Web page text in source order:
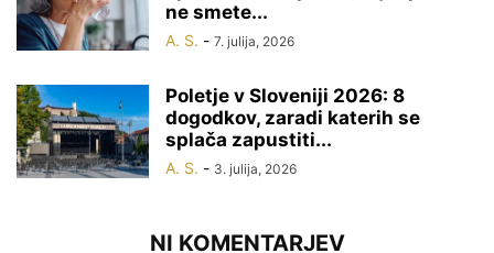
ne smete...
A. S. - 7. julija, 2026
Poletje v Sloveniji 2026: 8
dogodkov, zaradi katerih se
splača zapustiti...
A. S. - 3. julija, 2026
NI KOMENTARJEV